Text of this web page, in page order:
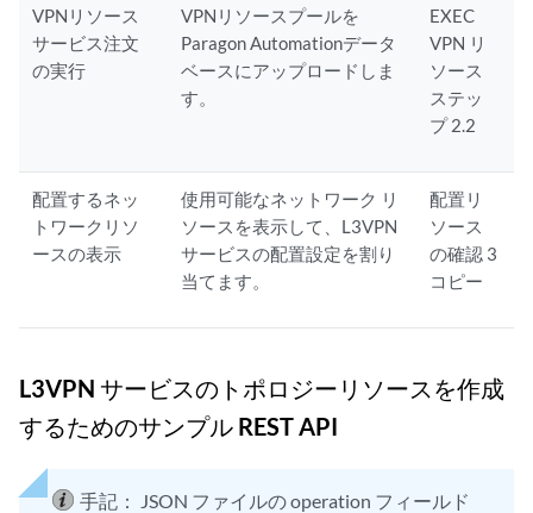
						"orgs",
						"{{ORG}}",
						"order"
					]
		},
		{
			"name": "EXEC Topology Step 1.2",
			"request": {
					"type": "basic",
						{
							"key": "password",
							"value": "{{Password}}",
						{
VPNリソース
サービス注文
の実行
VPNリソースプールを
Paragon Automationデータ
ベースにアップロードしま
す。
EXEC
VPN リ
ソース
ステッ
プ 2.2
配置するネッ
トワークリソ
ースの表示
使用可能なネットワーク リ
ソースを表示して、L3VPN
サービスの配置設定を割り
当てます。
配置リ
ソース
の確認 3
コピー
L3VPN サービスのトポロジーリソースを作成
するためのサンプル REST API
手記：
JSON ファイルの operation フィールド